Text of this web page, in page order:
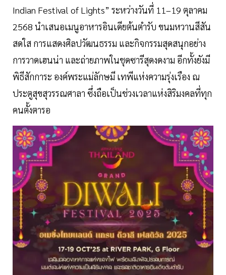
Indian Festival of Lights” ระหว่างวันที่ 11–19 ตุลาคม
2568 นำเสนอเมนูอาหารอินเดียต้นตำรับ ขนมหวานสีสัน
สดใส การแสดงศิลปวัฒนธรรม และกิจกรรมสุดสนุกอย่าง
การวาดเฮนน่า และถ่ายภาพในชุดซารีสุดงดงาม อีกทั้งยังมี
พิธีสักการะ องค์พระแม่ลักษมี เทพีแห่งความรุ่งเรือง ณ
ประตูสุขสุวรรณศาลา ซึ่งถือเป็นช่วงเวลาแห่งสิริมงคลที่ทุก
คนตั้งตารอ